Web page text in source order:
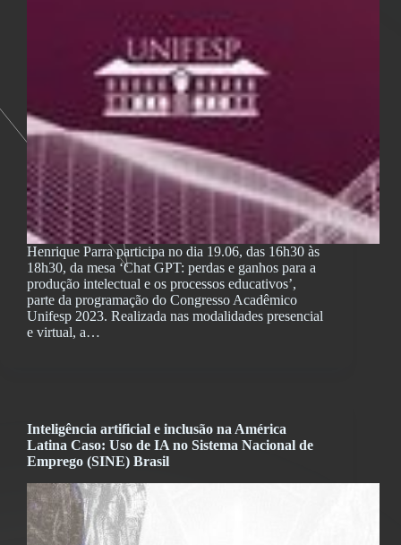
Henrique Parra participa no dia 19.06, das 16h30 às
18h30, da mesa ‘Chat GPT: perdas e ganhos para a
produção intelectual e os processos educativos’,
parte da programação do Congresso Acadêmico
Unifesp 2023. Realizada nas modalidades presencial
e virtual, a…
Inteligência artificial e inclusão na América
Latina Caso: Uso de IA no Sistema Nacional de
Emprego (SINE) Brasil